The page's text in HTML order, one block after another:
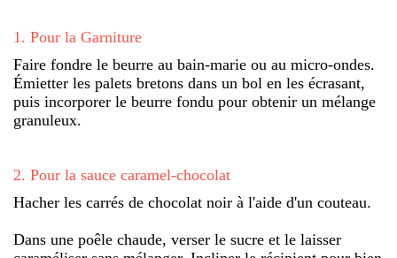
1 . Pour la Garniture
Faire fondre le beurre au bain-marie ou au micro-ondes.
Émietter les palets bretons dans un bol en les écrasant,
puis incorporer le beurre fondu pour obtenir un mélange
granuleux.
2. Pour la sauce caramel-chocolat
Hacher les carrés de chocolat noir à l'aide d'un couteau.
Dans une poêle chaude, verser le sucre et le laisser